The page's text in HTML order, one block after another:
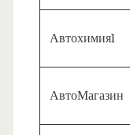
Автохимия1
АвтоМагазин